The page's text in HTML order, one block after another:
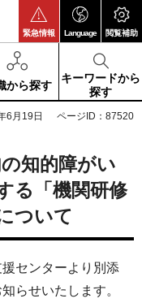
緊急情報 Language 閲覧補助
から探す
キーワードから
探す
6月19日 ページID：87520
知的障がい
る「機関研修
ついて
センターより別添
らせいたします。